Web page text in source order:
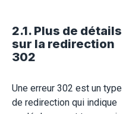
2.1. Plus de détails
sur la redirection
302
Une erreur 302 est un type
de redirection qui indique